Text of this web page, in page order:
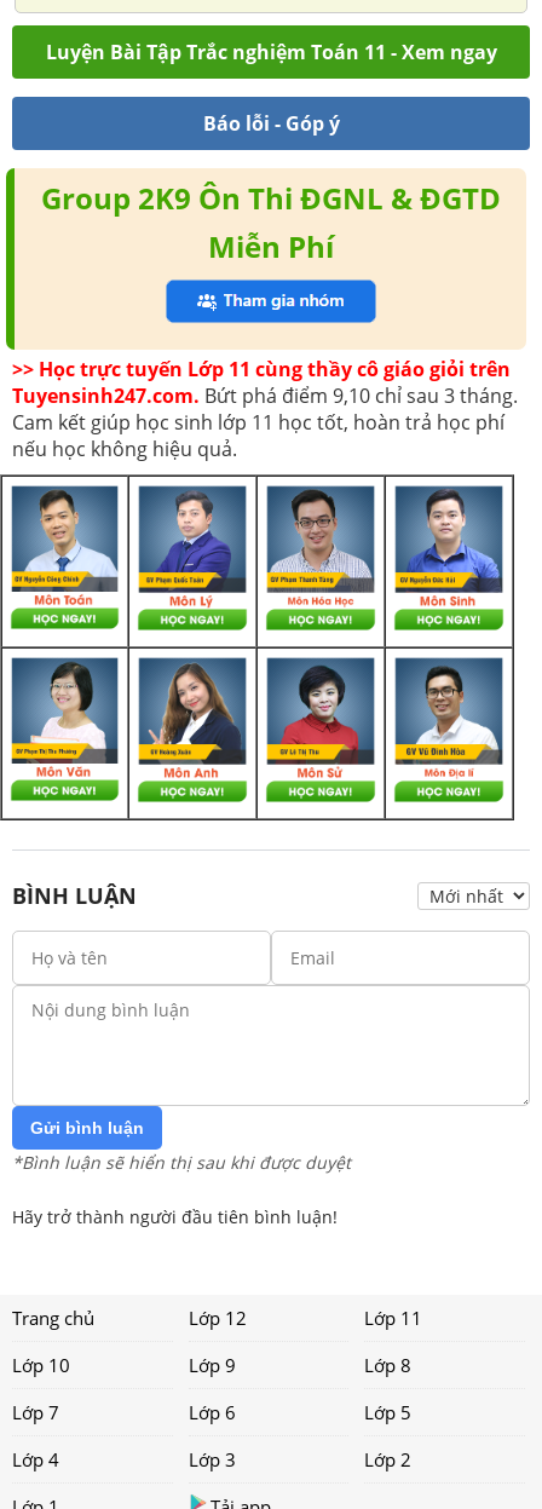
Luyện Bài Tập Trắc nghiệm Toán 11 - Xem ngay
Báo lỗi - Góp ý
Group 2K9 Ôn Thi ĐGNL & ĐGTD
Miễn Phí
>> Học trực tuyến Lớp 11 cùng thầy cô giáo giỏi trên
Tuyensinh247.com. Bứt phá điểm 9,10 chỉ sau 3 tháng.
Cam kết giúp học sinh lớp 11 học tốt, hoàn trả học phí
nếu học không hiệu quả.
BÌNH LUẬN
Gửi bình luận
*Bình luận sẽ hiển thị sau khi được duyệt
Hãy trở thành người đầu tiên bình luận!
Trang chủ Lớp 12
Lớp 11
Lớp 10
Lớp 9
Lớp 8
Lớp 7
Lớp 6
Lớp 5
Lớp 4
Lớp 3
Lớp 2